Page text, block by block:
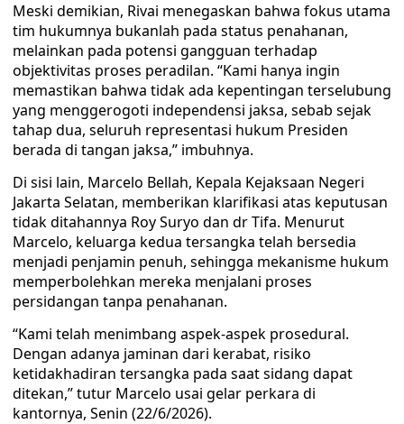
Meski demikian, Rivai menegaskan bahwa fokus utama
tim hukumnya bukanlah pada status penahanan,
melainkan pada potensi gangguan terhadap
objektivitas proses peradilan. “Kami hanya ingin
memastikan bahwa tidak ada kepentingan terselubung
yang menggerogoti independensi jaksa, sebab sejak
tahap dua, seluruh representasi hukum Presiden
berada di tangan jaksa,” imbuhnya.
Di sisi lain, Marcelo Bellah, Kepala Kejaksaan Negeri
Jakarta Selatan, memberikan klarifikasi atas keputusan
tidak ditahannya Roy Suryo dan dr Tifa. Menurut
Marcelo, keluarga kedua tersangka telah bersedia
menjadi penjamin penuh, sehingga mekanisme hukum
memperbolehkan mereka menjalani proses
persidangan tanpa penahanan.
“Kami telah menimbang aspek-aspek prosedural.
Dengan adanya jaminan dari kerabat, risiko
ketidakhadiran tersangka pada saat sidang dapat
ditekan,” tutur Marcelo usai gelar perkara di
kantornya, Senin (22/6/2026).